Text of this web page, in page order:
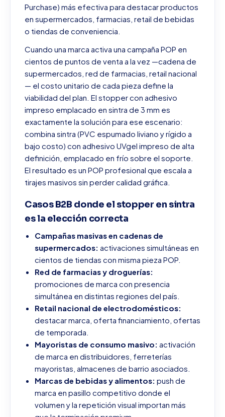
Purchase) más efectiva para destacar productos
en supermercados, farmacias, retail de bebidas
o tiendas de conveniencia.
Cuando una marca activa una campaña POP en
cientos de puntos de venta a la vez —cadena de
supermercados, red de farmacias, retail nacional
— el costo unitario de cada pieza define la
viabilidad del plan. El stopper con adhesivo
impreso emplacado en sintra de 3 mm es
exactamente la solución para ese escenario:
combina sintra (PVC espumado liviano y rígido a
bajo costo) con adhesivo UVgel impreso de alta
definición, emplacado en frío sobre el soporte.
El resultado es un POP profesional que escala a
tirajes masivos sin perder calidad gráfica.
Casos B2B donde el stopper en sintra
es la elección correcta
Campañas masivas en cadenas de
supermercados: activaciones simultáneas en
cientos de tiendas con misma pieza POP.
Red de farmacias y droguerías:
promociones de marca con presencia
simultánea en distintas regiones del país.
Retail nacional de electrodomésticos:
destacar marca, oferta financiamiento, ofertas
de temporada.
Mayoristas de consumo masivo: activación
de marca en distribuidores, ferreterías
mayoristas, almacenes de barrio asociados.
Marcas de bebidas y alimentos: push de
marca en pasillo competitivo donde el
volumen y la repetición visual importan más